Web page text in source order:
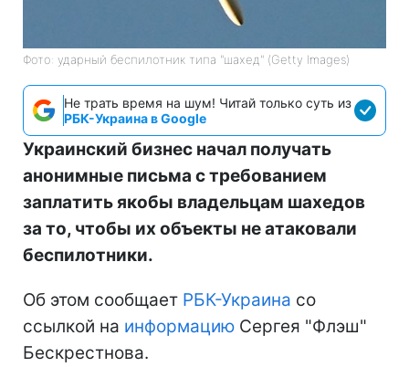
Фото: ударный беспилотник типа "шахед" (Getty Images)
Не трать время на шум! Читай только суть из
РБК-Украина в Google
Украинский бизнес начал получать
анонимные письма с требованием
заплатить якобы владельцам шахедов
за то, чтобы их объекты не атаковали
беспилотники.
Об этом сообщает РБК-Украина со
ссылкой на информацию Сергея "Флэш"
Бескрестнова.